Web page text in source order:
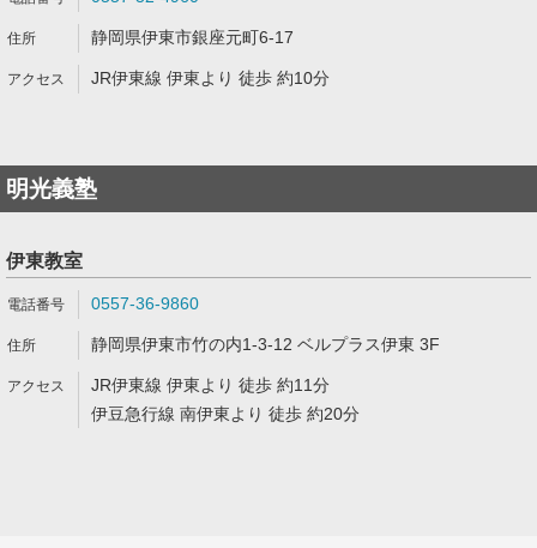
静岡県伊東市銀座元町6-17
JR伊東線 伊東より 徒歩 約10分
明光義塾
伊東教室
0557-36-9860
静岡県伊東市竹の内1-3-12 ベルプラス伊東 3F
JR伊東線 伊東より 徒歩 約11分
伊豆急行線 南伊東より 徒歩 約20分